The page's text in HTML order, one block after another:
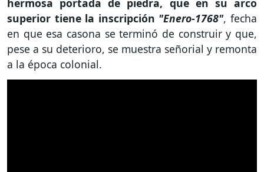
hermosa portada de piedra, que en su arco
superior tiene la inscripción "Enero-1768", fecha
en que esa casona se terminó de construir y que,
pese a su deterioro, se muestra señorial y remonta
a la época colonial.